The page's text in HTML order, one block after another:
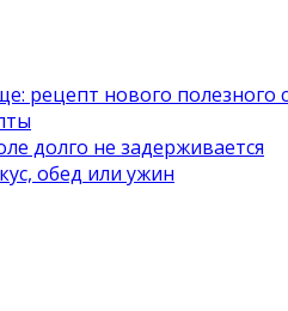
рецепт нового полезного
долго не задерживается
обед или ужин